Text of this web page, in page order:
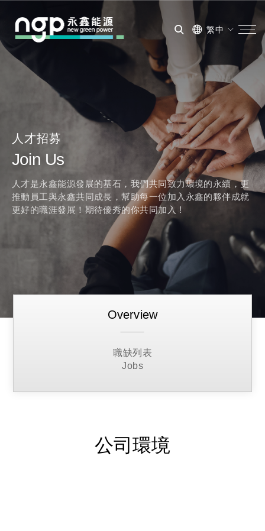
繁中
人才招募
Join Us
人才是永鑫能源發展的基石，我們共同致力環境的永續，更
推動員工與永鑫共同成長，幫助每一位加入永鑫的夥伴成就
更好的職涯發展！期待優秀的你共同加入 !
Overview
職缺列表
Jobs
公司環境